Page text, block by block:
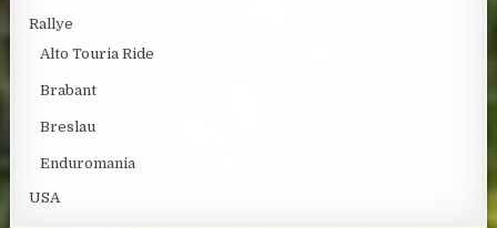
Rallye
Alto Touria Ride
Brabant
Breslau
Enduromania
USA